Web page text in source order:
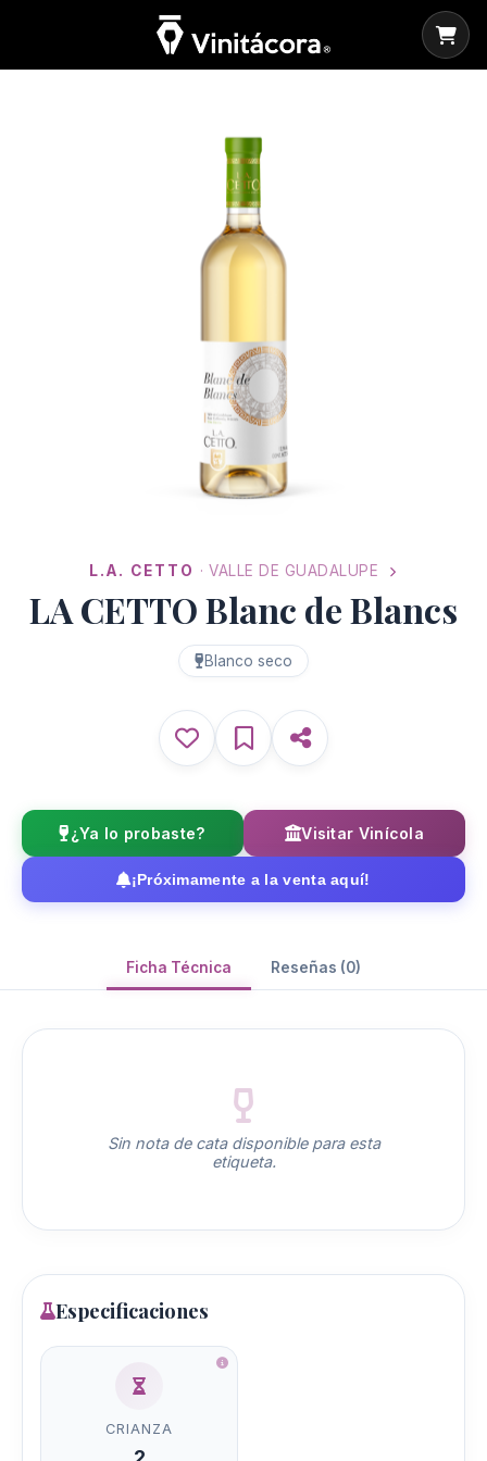
L.A. CETTO · VALLE DE GUADALUPE
LA CETTO Blanc de Blancs
Blanco seco
¿Ya lo probaste? Visitar Vinícola
¡Próximamente a la venta aquí!
Ficha Técnica Reseñas (0)
Sin nota de cata disponible para esta
etiqueta.
Especificaciones
CRIANZA